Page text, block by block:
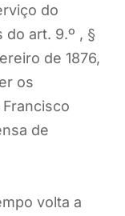
do
art. 9.º , §
de 1876,
os
de
volta a